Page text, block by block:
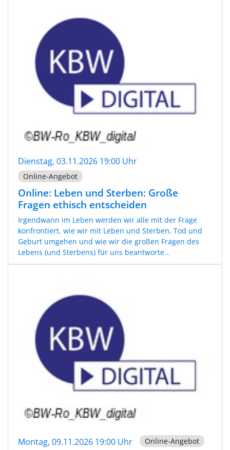
Dienstag, 03.11.2026 19:00 Uhr
Online-Angebot
Online: Leben und Sterben: Große
Fragen ethisch entscheiden
Irgendwann im Leben werden wir alle mit der Frage
konfrontiert, wie wir mit Leben und Sterben, Tod und
Geburt umgehen und wie wir die großen Fragen des
Lebens (und Sterbens) für uns beantworte...
Montag, 09.11.2026 19:00 Uhr Online-Angebot